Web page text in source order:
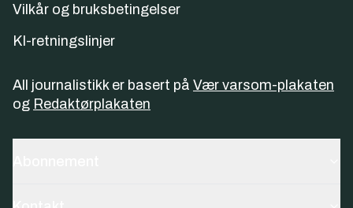
Vilkår og bruksbetingelser
KI-retningslinjer
All journalistikk er basert på Vær varsom-plakaten
og Redaktørplakaten